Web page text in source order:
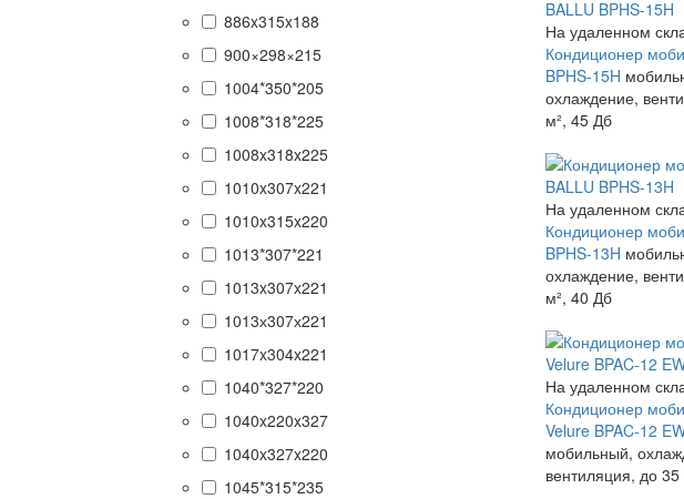
886x315x188
900×298×215
1004*350*205
1008*318*225
1008x318x225
1010x307x221
1010x315x220
1013*307*221
1013x307x221
1013х307х221
1017x304x221
1040*327*220
1040x220x327
1040x327x220
1045*315*235
На удаленном
Кондиционер
BPHS-15H
охлаждение,
м², 45 Дб
На удаленном
Кондиционер
BPHS-13H
охлаждение,
м², 40 Дб
На удаленном
Кондиционер
Velure BPAC-12
мобильный,
вентиляция, до